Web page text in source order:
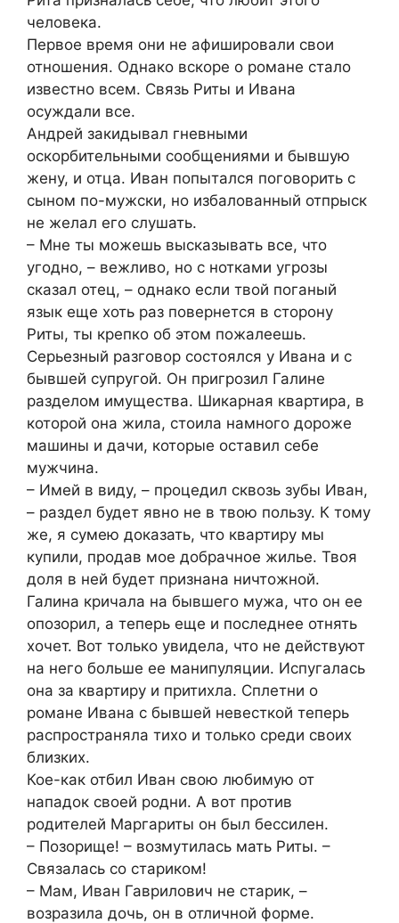
человека.
Первое время они не афишировали свои
отношения. Однако вскоре о романе стало
известно всем. Связь Риты и Ивана
осуждали все.
Андрей закидывал гневными
оскорбительными сообщениями и бывшую
жену, и отца. Иван попытался поговорить с
сыном по-мужски, но избалованный отпрыск
не желал его слушать.
– Мне ты можешь высказывать все, что
угодно, – вежливо, но с нотками угрозы
сказал отец, – однако если твой поганый
язык еще хоть раз повернется в сторону
Риты, ты крепко об этом пожалеешь.
Серьезный разговор состоялся у Ивана и с
бывшей супругой. Он пригрозил Галине
разделом имущества. Шикарная квартира, в
которой она жила, стоила намного дороже
машины и дачи, которые оставил себе
мужчина.
– Имей в виду, – процедил сквозь зубы Иван,
– раздел будет явно не в твою пользу. К тому
же, я сумею доказать, что квартиру мы
купили, продав мое добрачное жилье. Твоя
доля в ней будет признана ничтожной.
Галина кричала на бывшего мужа, что он ее
опозорил, а теперь еще и последнее отнять
хочет. Вот только увидела, что не действуют
на него больше ее манипуляции. Испугалась
она за квартиру и притихла. Сплетни о
романе Ивана с бывшей невесткой теперь
распространяла тихо и только среди своих
близких.
Кое-как отбил Иван свою любимую от
нападок своей родни. А вот против
родителей Маргариты он был бессилен.
– Позорище! – возмутилась мать Риты. –
Связалась со стариком!
– Мам, Иван Гаврилович не старик, –
возразила дочь, он в отличной форме.